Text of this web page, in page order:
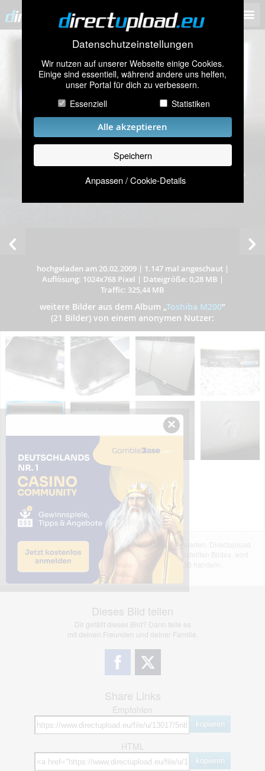
Datenschutzeinstellungen
Wir nutzen auf unserer Webseite einige Cookies.
Einige sind essentiell, während andere uns helfen,
unser Portal für dich zu verbessern.
Essenziell
Statistiken
Alle akzeptieren
Speichern
Anpassen / Cookie-Details
hochgeladen am 20.02.2009| 1.147 mal angeschaut|
Auflösung: 1024x768 Pixel | Dateigröße: 0,28 MB |
Traffic: 325,44 MB
weitere Bilder aus dem Album „Toshiba M200”
(21 Bilder) von einem anonymen Nutzer:
Das dargestellte Bild wurde von einem Nutzer hochgeladen. Directupload
übernimmt keinerlei Haftung für den Inhalt des dargestellten Bildes, wird
jedoch bei Verstößen nach §2(3) unserer AGB handeln.
Dieses Bild teilen
Dir gefällt dieses Bild? Dann teile es
mit deinen Freunden und deiner Familie.
Share Links
Empfohlen
kopieren
HTML
kopieren
×